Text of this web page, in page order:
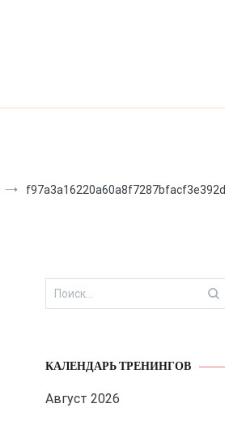
f97a3a16220a60a8f7287bfacf3e392d
Найти:
КАЛЕНДАРЬ ТРЕНИНГОВ
Август 2026